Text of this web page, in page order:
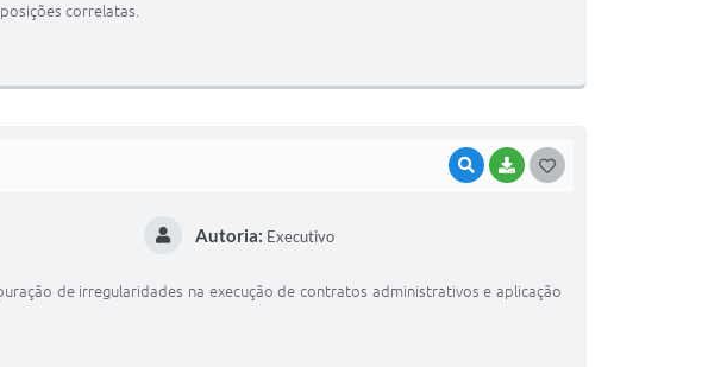
correlatas.
VISUALIZAR
BAIXAR
Autoria: Executivo
de irregularidades na execução de contratos administrativos e aplicação